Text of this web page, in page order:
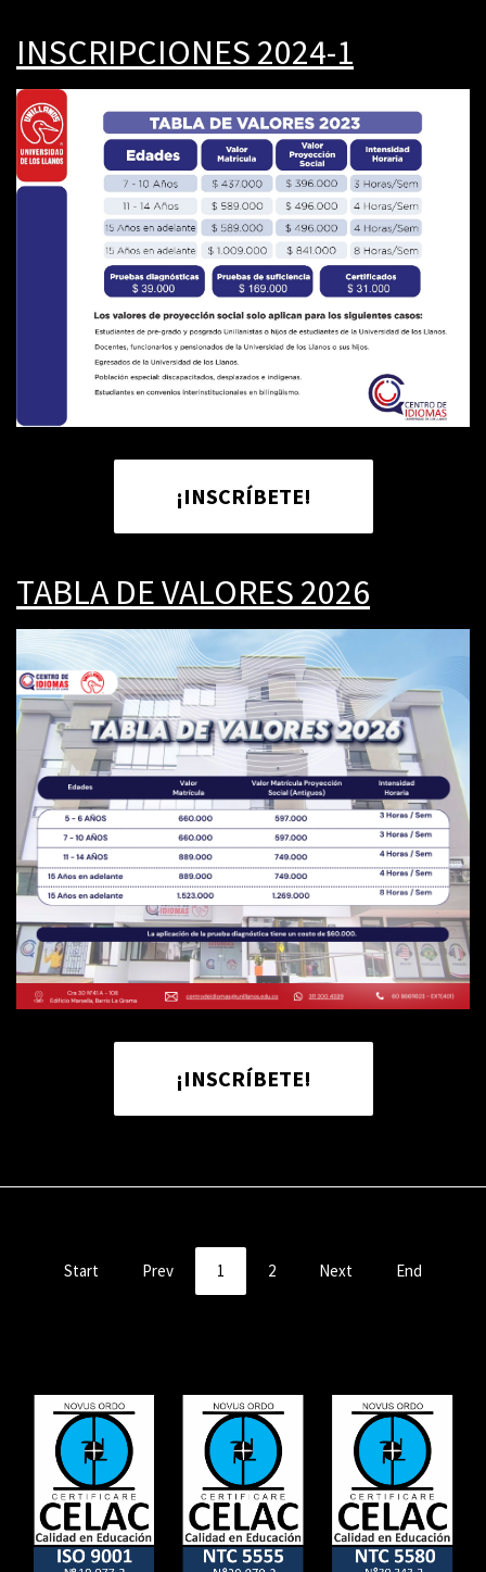
INSCRIPCIONES 2024-1
¡INSCRÍBETE!
TABLA DE VALORES 2026
¡INSCRÍBETE!
Start Prev 1 2 Next End